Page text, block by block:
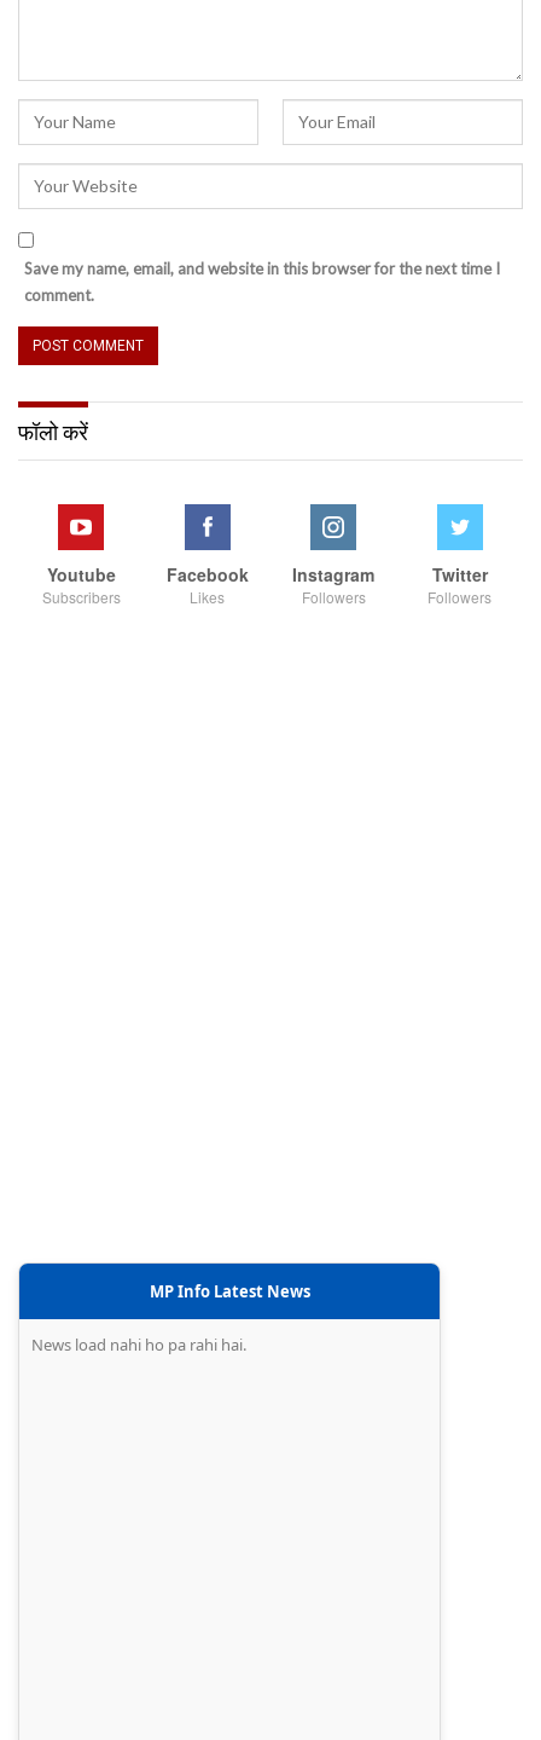
Save my name, email, and website in this browser for the next time I
comment.
फॉलो करें
Youtube
Subscribers
Facebook
Likes
Instagram
Followers
Twitter
Followers
MP Info Latest News
News load nahi ho pa rahi hai.